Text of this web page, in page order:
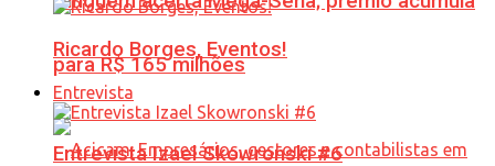
para R$ 165 milhões
Ricardo Borges, Eventos!
Entrevista
Entrevista Izael Skowronski #6